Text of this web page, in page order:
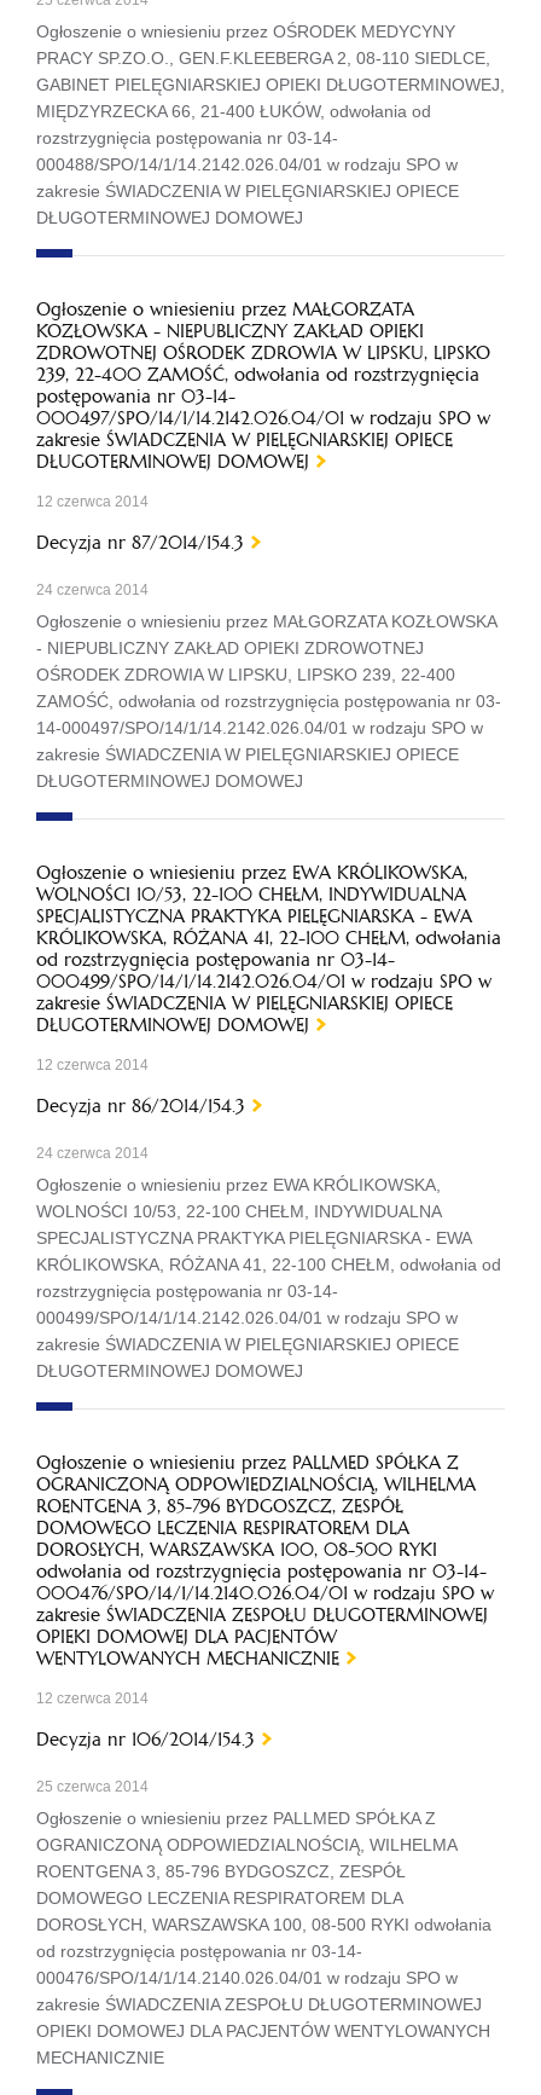
Ogłoszenie o wniesieniu przez OŚRODEK MEDYCYNY
PRACY SP.ZO.O., GEN.F.KLEEBERGA 2, 08-110 SIEDLCE,
GABINET PIELĘGNIARSKIEJ OPIEKI DŁUGOTERMINOWEJ,
MIĘDZYRZECKA 66, 21-400 ŁUKÓW, odwołania od
rozstrzygnięcia postępowania nr 03-14-
000488/SPO/14/1/14.2142.026.04/01 w rodzaju SPO w
zakresie ŚWIADCZENIA W PIELĘGNIARSKIEJ OPIECE
DŁUGOTERMINOWEJ DOMOWEJ
Ogłoszenie o wniesieniu przez MAŁGORZATA
KOZŁOWSKA - NIEPUBLICZNY ZAKŁAD OPIEKI
ZDROWOTNEJ OŚRODEK ZDROWIA W LIPSKU, LIPSKO
239, 22-400 ZAMOŚĆ, odwołania od rozstrzygnięcia
postępowania nr 03-14-
000497/SPO/14/1/14.2142.026.04/01 w rodzaju SPO w
zakresie ŚWIADCZENIA W PIELĘGNIARSKIEJ OPIECE
DŁUGOTERMINOWEJ DOMOWEJ
12 czerwca 2014
Decyzja nr 87/2014/154.3
24 czerwca 2014
Ogłoszenie o wniesieniu przez MAŁGORZATA KOZŁOWSKA
- NIEPUBLICZNY ZAKŁAD OPIEKI ZDROWOTNEJ
OŚRODEK ZDROWIA W LIPSKU, LIPSKO 239, 22-400
ZAMOŚĆ, odwołania od rozstrzygnięcia postępowania nr 03-
14-000497/SPO/14/1/14.2142.026.04/01 w rodzaju SPO w
zakresie ŚWIADCZENIA W PIELĘGNIARSKIEJ OPIECE
DŁUGOTERMINOWEJ DOMOWEJ
Ogłoszenie o wniesieniu przez EWA KRÓLIKOWSKA,
WOLNOŚCI 10/53, 22-100 CHEŁM, INDYWIDUALNA
SPECJALISTYCZNA PRAKTYKA PIELĘGNIARSKA - EWA
KRÓLIKOWSKA, RÓŻANA 41, 22-100 CHEŁM, odwołania
od rozstrzygnięcia postępowania nr 03-14-
000499/SPO/14/1/14.2142.026.04/01 w rodzaju SPO w
zakresie ŚWIADCZENIA W PIELĘGNIARSKIEJ OPIECE
DŁUGOTERMINOWEJ DOMOWEJ
12 czerwca 2014
Decyzja nr 86/2014/154.3
24 czerwca 2014
Ogłoszenie o wniesieniu przez EWA KRÓLIKOWSKA,
WOLNOŚCI 10/53, 22-100 CHEŁM, INDYWIDUALNA
SPECJALISTYCZNA PRAKTYKA PIELĘGNIARSKA - EWA
KRÓLIKOWSKA, RÓŻANA 41, 22-100 CHEŁM, odwołania od
rozstrzygnięcia postępowania nr 03-14-
000499/SPO/14/1/14.2142.026.04/01 w rodzaju SPO w
zakresie ŚWIADCZENIA W PIELĘGNIARSKIEJ OPIECE
DŁUGOTERMINOWEJ DOMOWEJ
Ogłoszenie o wniesieniu przez PALLMED SPÓŁKA Z
OGRANICZONĄ ODPOWIEDZIALNOŚCIĄ, WILHELMA
ROENTGENA 3, 85-796 BYDGOSZCZ, ZESPÓŁ
DOMOWEGO LECZENIA RESPIRATOREM DLA
DOROSŁYCH, WARSZAWSKA 100, 08-500 RYKI
odwołania od rozstrzygnięcia postępowania nr 03-14-
000476/SPO/14/1/14.2140.026.04/01 w rodzaju SPO w
zakresie ŚWIADCZENIA ZESPOŁU DŁUGOTERMINOWEJ
OPIEKI DOMOWEJ DLA PACJENTÓW
WENTYLOWANYCH MECHANICZNIE
12 czerwca 2014
Decyzja nr 106/2014/154.3
25 czerwca 2014
Ogłoszenie o wniesieniu przez PALLMED SPÓŁKA Z
OGRANICZONĄ ODPOWIEDZIALNOŚCIĄ, WILHELMA
ROENTGENA 3, 85-796 BYDGOSZCZ, ZESPÓŁ
DOMOWEGO LECZENIA RESPIRATOREM DLA
DOROSŁYCH, WARSZAWSKA 100, 08-500 RYKI odwołania
od rozstrzygnięcia postępowania nr 03-14-
000476/SPO/14/1/14.2140.026.04/01 w rodzaju SPO w
zakresie ŚWIADCZENIA ZESPOŁU DŁUGOTERMINOWEJ
OPIEKI DOMOWEJ DLA PACJENTÓW WENTYLOWANYCH
MECHANICZNIE